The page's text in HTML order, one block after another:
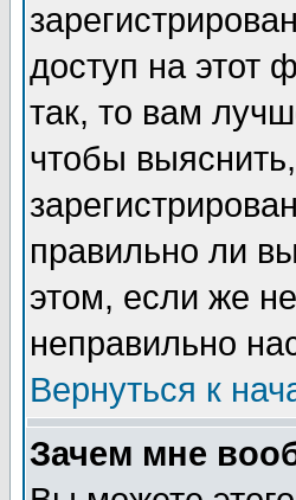
доступ на этот
так, то вам
чтобы
правильно ли
этом, если же
неправильно
Вернуться к
Зачем мне